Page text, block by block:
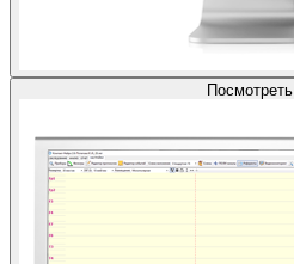
Посмотреть